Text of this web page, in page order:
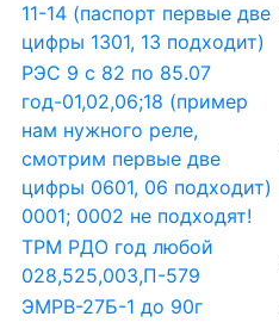
11-14 (паспорт первые две
цифры 1301, 13 подходит)
РЭС 9 с 82 по 85.07
год-01,02,06;18 (пример
нам нужного реле,
смотрим первые две
цифры 0601, 06 подходит)
0001; 0002 не подходят!
ТРМ РДО год любой
028,525,003,П-579
ЭМРВ-27Б-1 до 90г